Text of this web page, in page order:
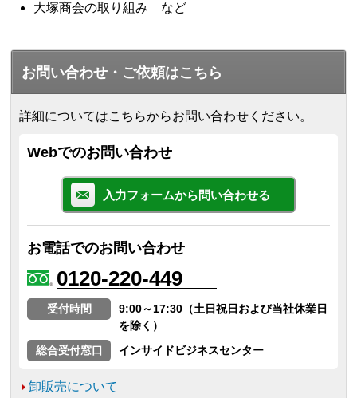
大塚商会の取り組み など
お問い合わせ・ご依頼はこちら
詳細についてはこちらからお問い合わせください。
Webでのお問い合わせ
入力フォームから問い合わせる
お電話でのお問い合わせ
0120-220-449
受付時間
9:00～17:30（土日祝日および当社休業日
を除く）
総合受付窓口
インサイドビジネスセンター
卸販売について